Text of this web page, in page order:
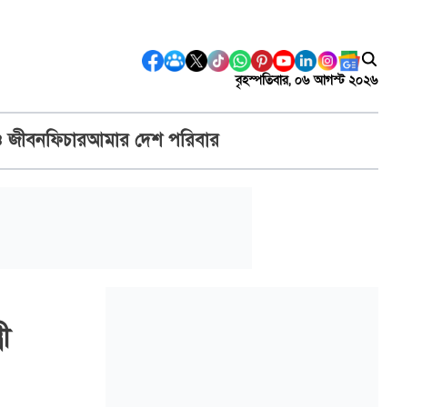
বৃহস্পতিবার, ০৬ আগস্ট ২০২৬
জীবনফিচারআমার দেশ পরিবার